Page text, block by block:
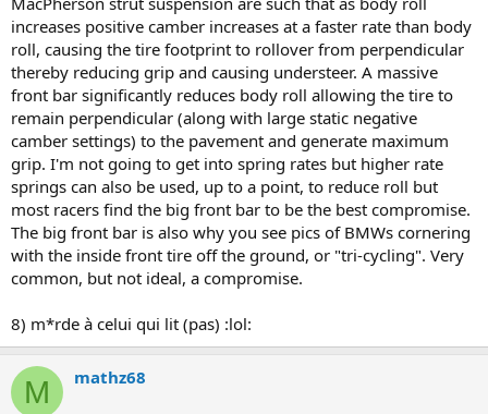
increases positive camber increases at a faster rate than body
roll, causing the tire footprint to rollover from perpendicular
thereby reducing grip and causing understeer. A massive
front bar significantly reduces body roll allowing the tire to
remain perpendicular (along with large static negative
camber settings) to the pavement and generate maximum
grip. I'm not going to get into spring rates but higher rate
springs can also be used, up to a point, to reduce roll but
most racers find the big front bar to be the best compromise.
The big front bar is also why you see pics of BMWs cornering
with the inside front tire off the ground, or "tri-cycling". Very
common, but not ideal, a compromise.
8) m*rde à celui qui lit (pas) :lol:
M mathz68